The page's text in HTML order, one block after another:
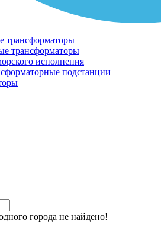
трансформаторы
трансформаторы
исполнения
подстанции
города не найдено!